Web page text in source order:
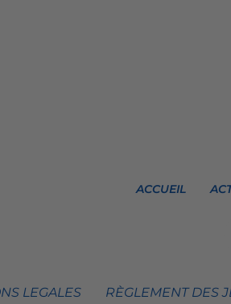
ACCUEIL
LEGALES RÈGLEMENT DES